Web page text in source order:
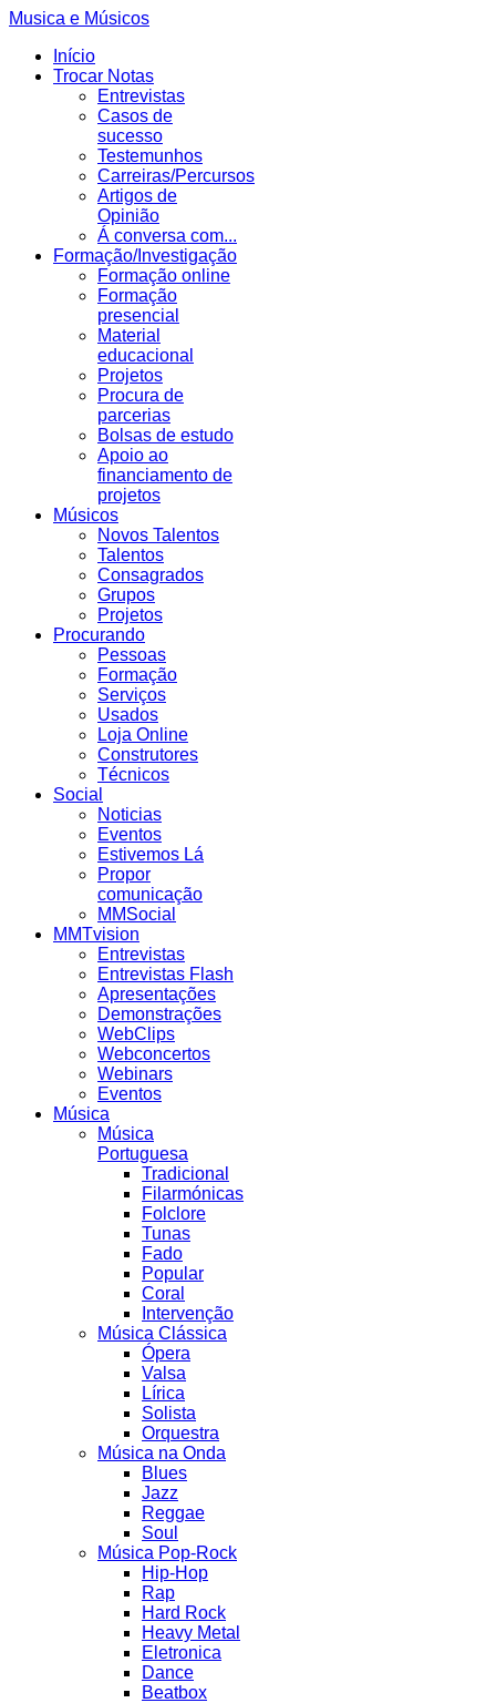
Musica e Músicos
Início
Trocar Notas
Entrevistas
Casos de
sucesso
Testemunhos
Carreiras/Percursos
Artigos de
Opinião
Á conversa com...
Formação/Investigação
Formação online
Formação
presencial
Material
educacional
Projetos
Procura de
parcerias
Bolsas de estudo
Apoio ao
financiamento de
projetos
Músicos
Novos Talentos
Talentos
Consagrados
Grupos
Projetos
Procurando
Pessoas
Formação
Serviços
Usados
Loja Online
Construtores
Técnicos
Social
Noticias
Eventos
Estivemos Lá
Propor
comunicação
MMSocial
MMTvision
Entrevistas
Entrevistas Flash
Apresentações
Demonstrações
WebClips
Webconcertos
Webinars
Eventos
Música
Música
Portuguesa
Tradicional
Filarmónicas
Folclore
Tunas
Fado
Popular
Coral
Intervenção
Música Clássica
Ópera
Valsa
Lírica
Solista
Orquestra
Música na Onda
Blues
Jazz
Reggae
Soul
Música Pop-Rock
Hip-Hop
Rap
Hard Rock
Heavy Metal
Eletronica
Dance
Beatbox